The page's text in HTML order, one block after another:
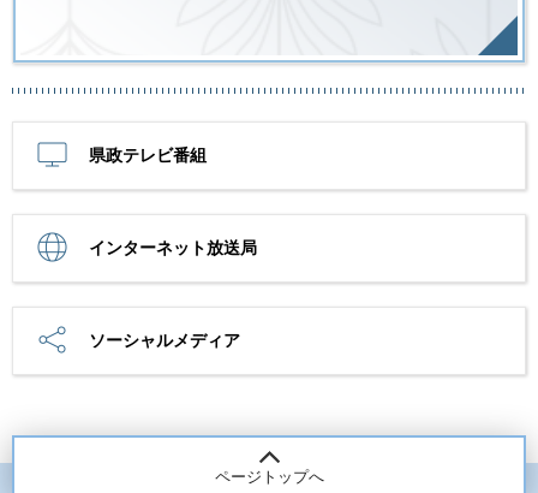
県政テレビ番組
インターネット放送局
ソーシャルメディア
ページトップへ